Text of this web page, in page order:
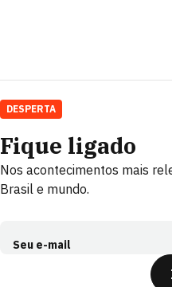
Fique ligado
Nos acontecimentos mais
Brasil e mundo.
Seu e-mail
DESPERTA